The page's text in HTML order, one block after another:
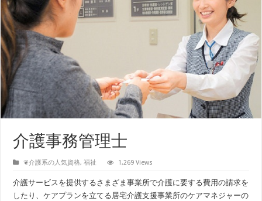
介護事務管理士
❦介護系の人気資格,福祉 1,269 Views
介護サービスを提供するさまざま事業所で介護に要する費用の請求を
したり、ケアプランを立てる居宅介護支援事業所のケアマネジャーの